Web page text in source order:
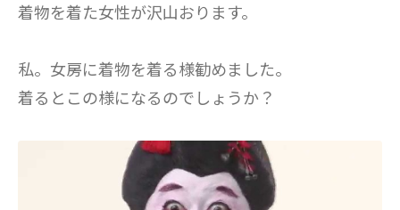
着物を着た女性が沢山おります。
私。女房に着物を着る様勧めました。
着るとこの様になるのでしょうか？